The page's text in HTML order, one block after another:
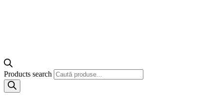
Products search